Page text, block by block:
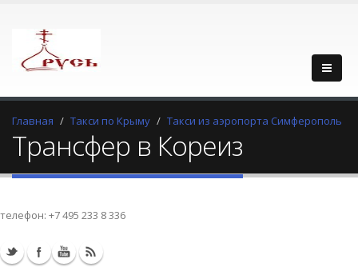
Главная Такси по Крыму Такси из аэропорта Симферополь
Трансфер в Кореиз
телефон: +7 495 233 8 336